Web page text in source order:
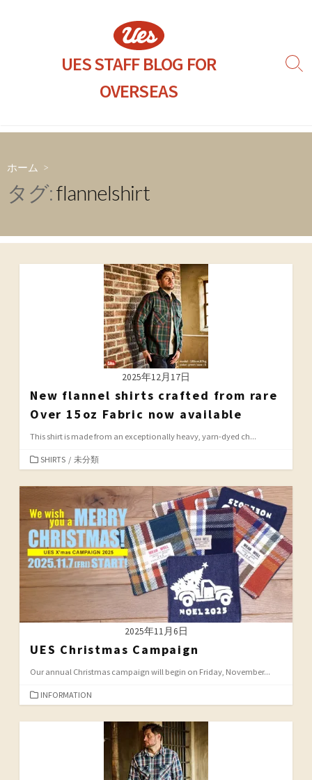
キ
プ
UES STAFF BLOG FOR
OVERSEAS
検
え
ホーム >
タグ:flannelshirt
2025年12月17日
New flannel shirts crafted from rare
Over 15oz Fabric now available
This shirt is made from an exceptionally heavy, yarn-dyed ch...
カ
テ
ゴ
ー
SHIRTS / 未分類
2025年11月6日
UES Christmas Campaign
Our annual Christmas campaign will begin on Friday, November...
カ
テ
ゴ
INFORMATION